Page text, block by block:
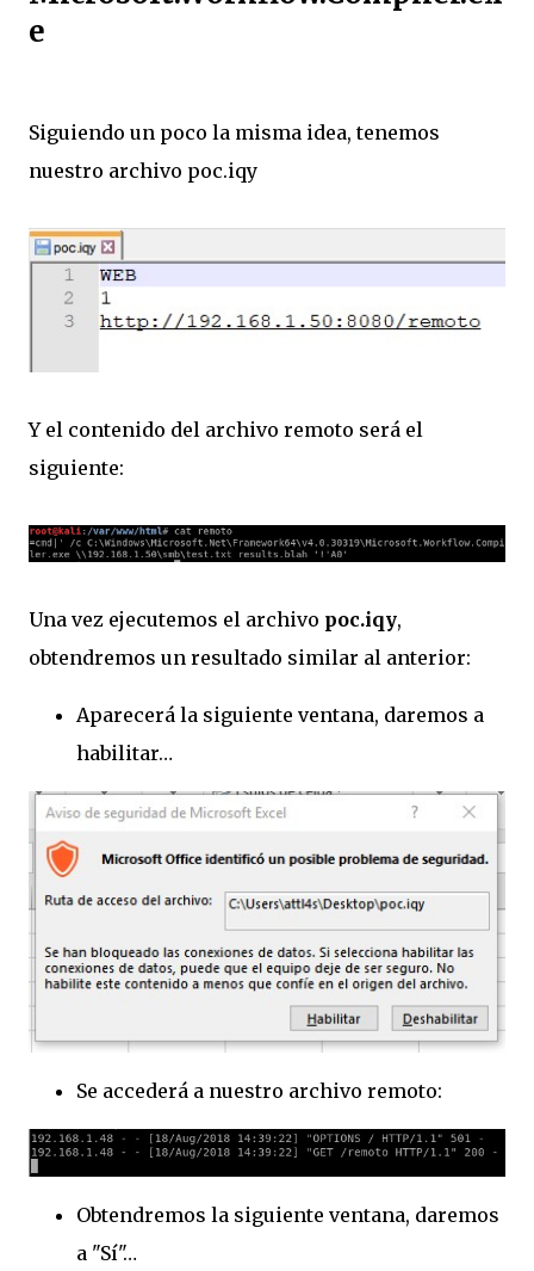
e
Siguiendo un poco la misma idea, tenemos
nuestro archivo poc.iqy
Y el contenido del archivo remoto será el
siguiente:
Una vez ejecutemos el archivo poc.iqy,
obtendremos un resultado similar al anterior:
Aparecerá la siguiente ventana, daremos a
habilitar…
Se accederá a nuestro archivo remoto:
Obtendremos la siguiente ventana, daremos
a "Sí"…